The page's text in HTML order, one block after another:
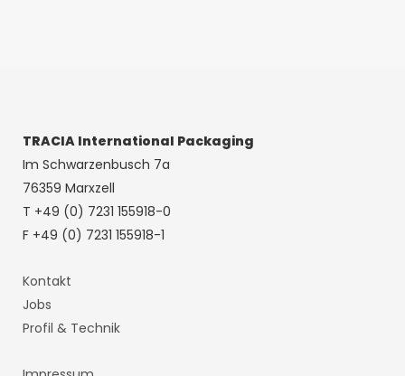
TRACIA International Packaging
Im Schwarzenbusch 7a
76359 Marxzell
T +49 (0) 7231 155918-0
F +49 (0) 7231 155918-1
Kontakt
Jobs
Profil & Technik